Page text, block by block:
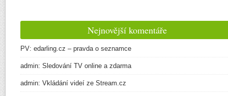
Nejnovější komentáře
PV: edarling.cz – pravda o seznamce
admin: Sledování TV online a zdarma
admin: Vkládání videí ze Stream.cz